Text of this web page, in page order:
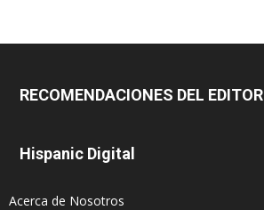
RECOMENDACIONES DEL EDITOR
Hispanic Digital
Acerca de Nosotros